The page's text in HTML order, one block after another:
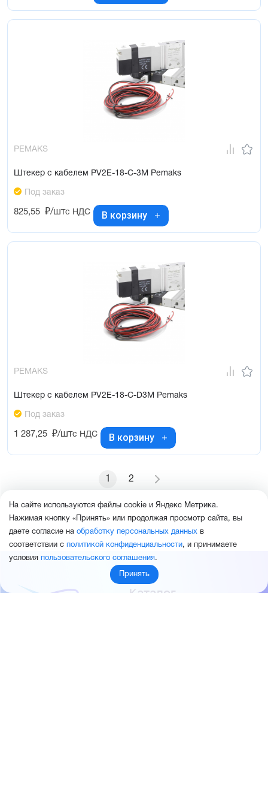
PEMAKS
Штекер с кабелем PV2E-18-C-3M Pemaks
Под заказ
825,55 ₽/штс НДС В корзину
PEMAKS
Штекер с кабелем PV2E-18-C-D3M Pemaks
Под заказ
1 287,25 ₽/штс НДС В корзину
1 2
Каталог
На сайте используются файлы cookie и Яндекс Метрика.
Нажимая кнопку «Принять» или продолжая просмотр сайта, вы
даете согласие на обработку персональных данных в
соответствии с политикой конфиденциальности, и принимаете
условия пользовательского соглашения.
Принять